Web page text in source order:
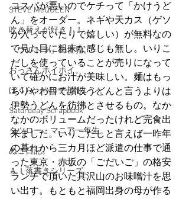
STEVE McQUEEN
吹き替えが好き！！
「ウルトラ」の世界。
おっさんホイホイ。
ぼくら、YMOチルドレン。
Saturdeay Scrapbook
タツロー・マニア一年生。
ぬこ日記。
ＡＩ落書きシリーズ。
コスパが悪いのでケチって「かけうど
ん」をオーダー。ネギや天カス（ゲソ
が入っていたりで嬉しい）が無料なの
で見た目に粗末な感じも無し。いりこ
だしを使っていることが売りになって
いて確かにお汁が美味しい。麺はもっ
ちりやわ目で讃岐うどんと言うよりは
伊勢うどんを彷彿とさせるもの。なか
なかのボリュームだったけれど完食出
来ました。いりこだしと言えば一昨年
の暮れから三カ月ほど派遣の仕事で通
った東京・赤坂の「ごだいご」の格安
ランチで頂いた具沢山のお味噌汁を思
い出す。もともと福岡出身の母が作る